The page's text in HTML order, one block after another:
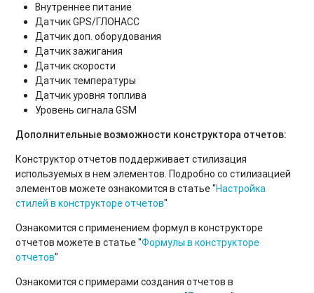
Внутреннее питание
Датчик GPS/ГЛОНАСС
Датчик доп. оборудования
Датчик зажигания
Датчик скорости
Датчик температуры
Датчик уровня топлива
Уровень сигнала GSM
Дополнительные возможности конструктора отчетов:
Конструктор отчетов поддерживает стилизация
используемых в нем элементов. Подробно со стилизацией
элементов можете ознакомится в статье "Настройка
стилей в конструкторе отчетов"
Ознакомится с применением формул в конструкторе
отчетов можете в статье "Формулы в конструкторе
отчетов"
Ознакомится с примерами создания отчетов в